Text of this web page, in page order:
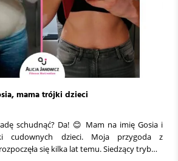
mama trójki dzieci
schudnąć? Da! 😊 Mam na imię Gosia i
cudownych dzieci. Moja przygoda z
się kilka lat temu. Siedzący tryb…